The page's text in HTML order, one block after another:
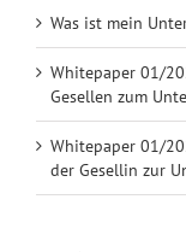
Was ist mein
Whitepaper 01/
Gesellen zum
Whitepaper 01/
der Gesellin zur